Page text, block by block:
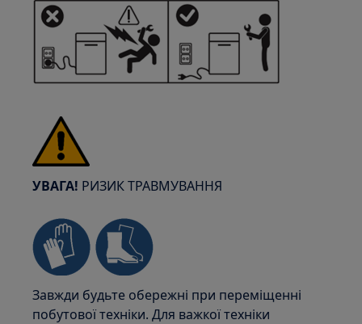
УВАГА! РИЗИК ТРАВМУВАННЯ
Завжди будьте обережні при переміщенні
побутової техніки. Для важкої техніки